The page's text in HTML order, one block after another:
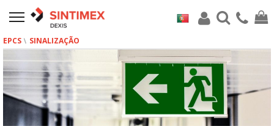
EPCS SINALIZAÇÃO